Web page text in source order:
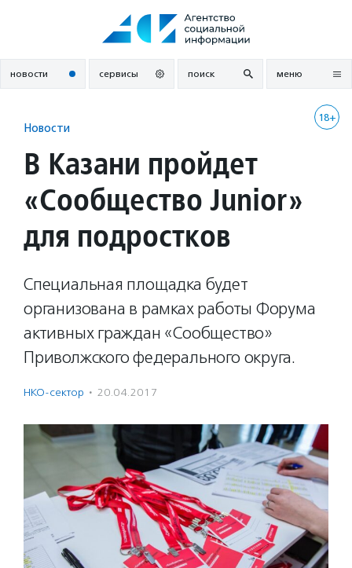
новости сервисы поиск меню
18+
Новости
В Казани пройдет
«Сообщество Junior»
для подростков
Специальная площадка будет
организована в рамках работы Форума
активных граждан «Сообщество»
Приволжского федерального округа.
НКО-сектор · 20.04.2017